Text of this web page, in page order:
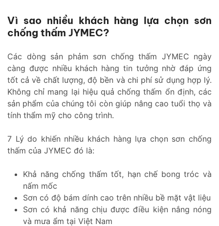
Vì sao nhiều khách hàng lựa chọn sơn
chống thấm JYMEC?
Các dòng sản phảm sơn chống thấm JYMEC ngày
càng được nhiều khách hàng tin tưởng nhờ đáp ứng
tốt cả về chất lượng, độ bền và chi phí sử dụng hợp lý.
Không chỉ mang lại hiệu quả chống thấm ổn định, các
sản phẩm của chúng tôi còn giúp nâng cao tuổi thọ và
tính thẩm mỹ cho công trình.
7 Lý do khiến nhiều khách hàng lựa chọn sơn chống
thấm của JYMEC đó là:
Khả năng chống thấm tốt, hạn chế bong tróc và
nấm mốc
Sơn có độ bám dính cao trên nhiều bề mặt vật liệu
Sơn có khả năng chịu được điều kiện nắng nóng
và mưa ẩm tại Việt Nam